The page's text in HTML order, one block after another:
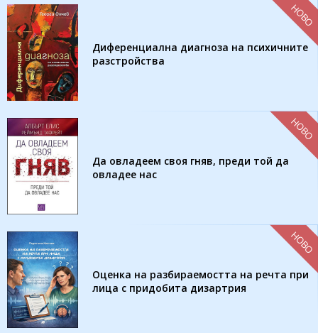
Диференциална диагноза на психичните
разстройства
НОВО
Да овладеем своя гняв, преди той да
овладее нас
НОВО
Оценка на разбираемостта на речта при
лица с придобита дизартрия
НОВО